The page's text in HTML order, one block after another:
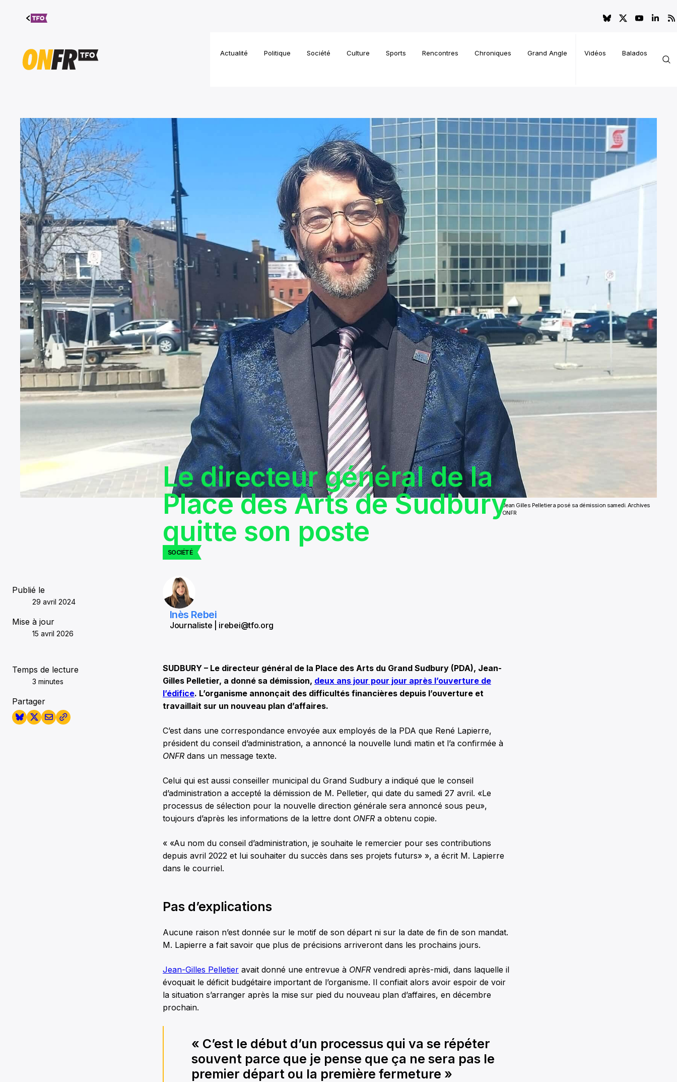
Aller au
contenu
Actualité Politique Société Culture Sports Rencontres Chroniques Grand Angle Vidéos Balados
Jean Gilles Pelletier a posé sa démission samedi. Archives
ONFR
SOCIÉTÉ
Le directeur général de la
Place des Arts de Sudbury
quitte son poste
Publié le
29 avril 2024
Mise à jour
15 avril 2026
Temps de lecture
3 minutes
Partager
Inès Rebei
Journaliste | irebei@tfo.org
SUDBURY – Le directeur général de la Place des Arts du Grand Sudbury (PDA), Jean-
Gilles Pelletier, a donné sa démission, deux ans jour pour jour après l’ouverture de
l’édifice. L’organisme annonçait des difficultés financières depuis l’ouverture et
travaillait sur un nouveau plan d’affaires.
C’est dans une correspondance envoyée aux employés de la PDA que René Lapierre,
président du conseil d’administration, a annoncé la nouvelle lundi matin et l’a confirmée à
ONFR dans un message texte.
Celui qui est aussi conseiller municipal du Grand Sudbury a indiqué que le conseil
d’administration a accepté la démission de M. Pelletier, qui date du samedi 27 avril.
Le
processus de sélection pour la nouvelle direction générale sera annoncé sous peu ,
toujours d’après les informations de la lettre dont ONFR a obtenu copie.
«
Au nom du conseil d’administration, je souhaite le remercier pour ses contributions
depuis avril 2022 et lui souhaiter du succès dans ses projets futurs
», a écrit M. Lapierre
dans le courriel.
Pas d’explications
Aucune raison n’est donnée sur le motif de son départ ni sur la date de fin de son mandat.
M. Lapierre a fait savoir que plus de précisions arriveront dans les prochains jours.
Jean-Gilles Pelletier avait donné une entrevue à ONFR vendredi après-midi, dans laquelle il
évoquait le déficit budgétaire important de l’organisme. Il confiait alors avoir espoir de voir
la situation s’arranger après la mise sur pied du nouveau plan d’affaires, en décembre
prochain.
« C’est le début d’un processus qui va se répéter
souvent parce que je pense que ça ne sera pas le
premier départ ou la première fermeture »